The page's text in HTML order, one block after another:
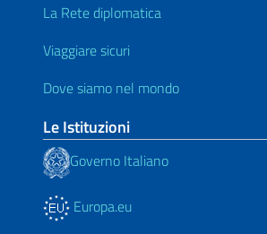
La Rete diplomatica
Viaggiare sicuri
Dove siamo nel mondo
Le Istituzioni
Governo Italiano
Europa.eu